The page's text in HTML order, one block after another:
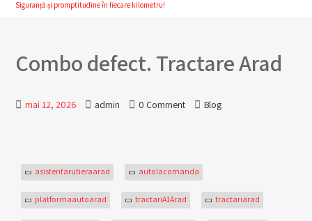
Siguranță și promptitudine în fiecare kilometru!
Combo defect. Tractare Arad
mai 12, 2026 admin 0 Comment Blog
asistentarutieraarad autolacomanda
platformaautoarad tractariA1Arad tractariarad